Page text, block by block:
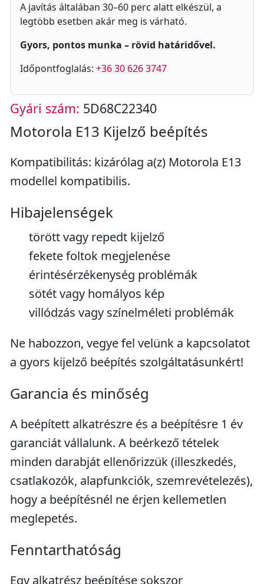
A javítás általában 30–60 perc alatt elkészül, a
legtöbb esetben akár meg is várható.
Gyors, pontos munka – rövid határidővel.
Időpontfoglalás: +36 30 626 3747
Gyári szám: 5D68C22340
Motorola E13 Kijelző beépítés
Kompatibilitás: kizárólag a(z) Motorola E13
modellel kompatibilis.
Hibajelenségek
törött vagy repedt kijelző
fekete foltok megjelenése
érintésérzékenység problémák
sötét vagy homályos kép
villódzás vagy színelméleti problémák
Ne habozzon, vegye fel velünk a kapcsolatot
a gyors kijelző beépítés szolgáltatásunkért!
Garancia és minőség
A beépített alkatrészre és a beépítésre 1 év
garanciát vállalunk. A beérkező tételek
minden darabját ellenőrizzük (illeszkedés,
csatlakozók, alapfunkciók, szemrevételezés),
hogy a beépítésnél ne érjen kellemetlen
meglepetés.
Fenntarthatóság
Egy alkatrész beépítése sokszor